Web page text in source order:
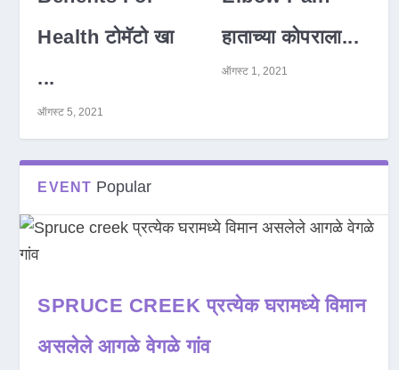
Health टोमॅटो खा
...
ऑगस्ट 5, 2021
हाताच्या कोपराला...
ऑगस्ट 1, 2021
EVENT Popular
SPRUCE CREEK प्रत्येक घरामध्ये विमान
असलेले आगळे वेगळे गांव